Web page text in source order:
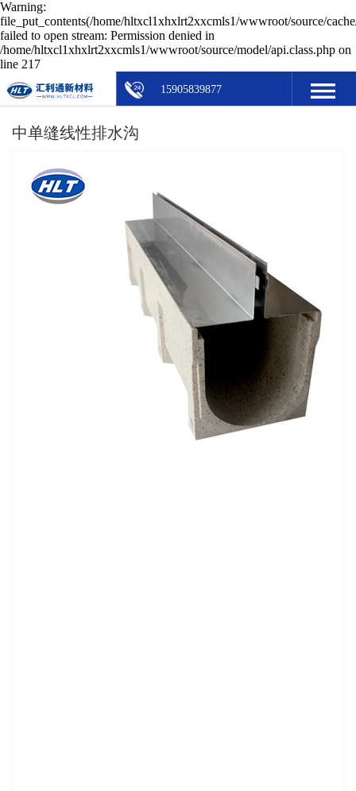
Warning:
file_put_contents(/home/hltxcl1xhxlrt2xxcmls1/wwwroot/source/
failed to open stream: Permission denied in
/home/hltxcl1xhxlrt2xxcmls1/wwwroot/source/model/api.class.php on
line 217
15905839877
中单缝线性排水沟